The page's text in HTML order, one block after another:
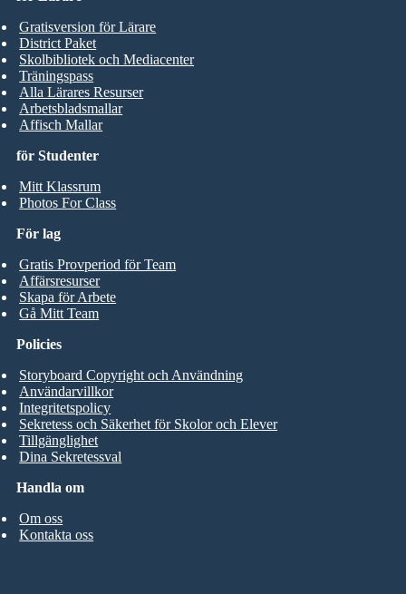
för Studenter
Mitt Klassrum
Photos For Class
Gratisversion för Lärare
District Paket
Skolbibliotek och Mediacenter
Träningspass
Alla Lärares Resurser
Arbetsbladsmallar
Affisch Mallar
För lag
Gratis Provperiod för Team
Affärsresurser
Skapa för Arbete
Gå Mitt Team
Handla om
Om oss
Kontakta oss
Policies
Storyboard Copyright och Användning
Användarvillkor
Integritetspolicy
Sekretess och Säkerhet för Skolor och Elever
Tillgänglighet
Dina Sekretessval